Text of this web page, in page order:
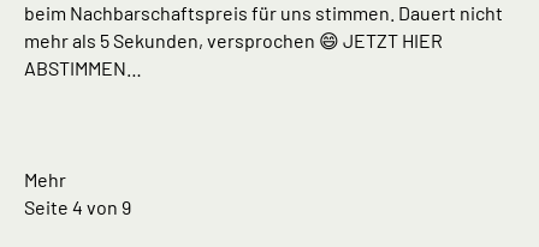
beim Nachbarschaftspreis für uns stimmen. Dauert nicht
mehr als 5 Sekunden, versprochen 😄 JETZT HIER
ABSTIMMEN…
Mehr
Seite 4 von 9